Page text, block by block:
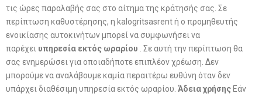
τις ώρες παραλαβής σας στο αίτημα της κράτησής σας. Σε
περίπτωση καθυστέρησης, η kalogritsasrent ή ο προμηθευτής
ενοικίασης αυτοκινήτων μπορεί να συμφωνήσει να
παρέχει υπηρεσία εκτός ωραρίου . Σε αυτή την περίπτωση θα
σας ενημερώσει για οποιαδήποτε επιπλέον χρέωση. Δεν
μπορούμε να αναλάβουμε καμία περαιτέρω ευθύνη όταν δεν
υπάρχει διαθέσιμη υπηρεσία εκτός ωραρίου. Άδεια χρήσης Εάν